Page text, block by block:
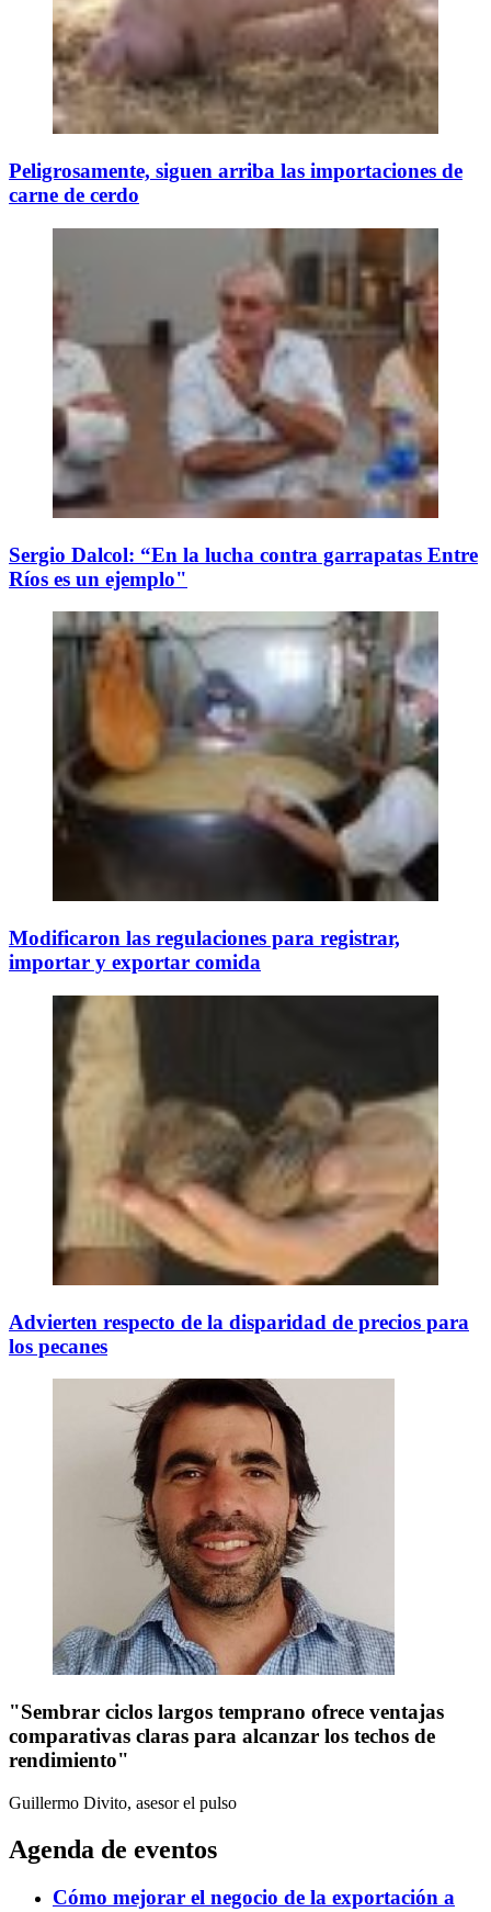
Peligrosamente, siguen arriba las importaciones de
carne de cerdo
Sergio Dalcol: “En la lucha contra garrapatas Entre
Ríos es un ejemplo"
Modificaron las regulaciones para registrar,
importar y exportar comida
Advierten respecto de la disparidad de precios para
los pecanes
"Sembrar ciclos largos temprano ofrece ventajas
comparativas claras para alcanzar los techos de
rendimiento"
Guillermo Divito, asesor el pulso
Agenda de eventos
Cómo mejorar el negocio de la exportación a